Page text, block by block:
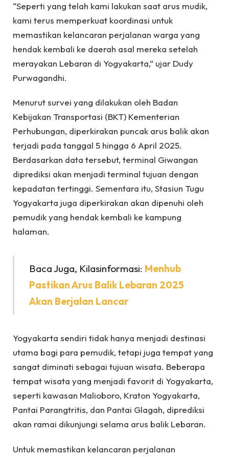
“Seperti yang telah kami lakukan saat arus mudik,
kami terus memperkuat koordinasi untuk
memastikan kelancaran perjalanan warga yang
hendak kembali ke daerah asal mereka setelah
merayakan Lebaran di Yogyakarta,” ujar Dudy
Purwagandhi.
Menurut survei yang dilakukan oleh Badan
Kebijakan Transportasi (BKT) Kementerian
Perhubungan, diperkirakan puncak arus balik akan
terjadi pada tanggal 5 hingga 6 April 2025.
Berdasarkan data tersebut, terminal Giwangan
diprediksi akan menjadi terminal tujuan dengan
kepadatan tertinggi. Sementara itu, Stasiun Tugu
Yogyakarta juga diperkirakan akan dipenuhi oleh
pemudik yang hendak kembali ke kampung
halaman.
Baca Juga, Kilasinformasi: Menhub
Pastikan Arus Balik Lebaran 2025
Akan Berjalan Lancar
Yogyakarta sendiri tidak hanya menjadi destinasi
utama bagi para pemudik, tetapi juga tempat yang
sangat diminati sebagai tujuan wisata. Beberapa
tempat wisata yang menjadi favorit di Yogyakarta,
seperti kawasan Malioboro, Kraton Yogyakarta,
Pantai Parangtritis, dan Pantai Glagah, diprediksi
akan ramai dikunjungi selama arus balik Lebaran.
Untuk memastikan kelancaran perjalanan